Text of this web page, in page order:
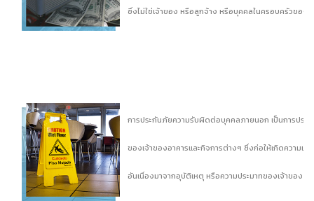
ซึ่งไม่ใช่เจ้าของ หรือลูกจ้าง หรือบุคคลในครอบครัวของผู้
การประกันภัยความรับผิดต่อบุคคลภายนอก เป็นการประ
ของเจ้าของอาคารและกิจการต่างๆ ซึ่งก่อให้เกิดความ
อันเนื่องมาจากอุบัติเหตุ หรือความประมาทของเจ้าของ